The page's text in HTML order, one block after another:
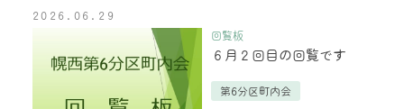
2026.06.29
回覧板
６月２回目の回覧です
第6分区町内会